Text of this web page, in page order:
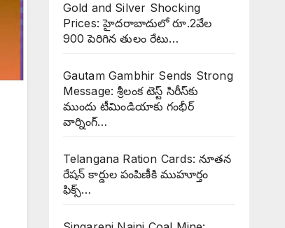
Gold and Silver Shocking
Prices: హైదరాబాదులో రూ.2వేల
900 పెరిగిన తులం రేటు…
Gautam Gambhir Sends Strong
Message: శ్రీలంక టెస్ట్ సిరీస్‌కు
ముందు టీమిండియాకు గంభీర్
వార్నింగ్…
Telangana Ration Cards: నూతన
రేషన్ కార్డుల పంపిణీకి ముహూర్తం
ఫిక్స్‌…